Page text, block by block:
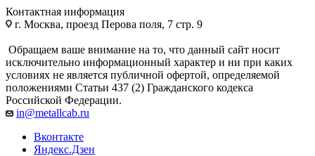
Контактная информация
г. Москва, проезд Перова поля, 7 стр. 9
Обращаем ваше внимание на то, что данный сайт носит
исключительно информационный характер и ни при каких
условиях не является публичной офертой, определяемой
положениями Статьи 437 (2) Гражданского кодекса
Российской Федерации.
in@metallcab.ru
Вконтакте
Яндекс.Дзен